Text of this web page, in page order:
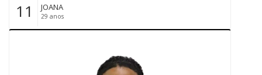
11 JOANA
29 anos